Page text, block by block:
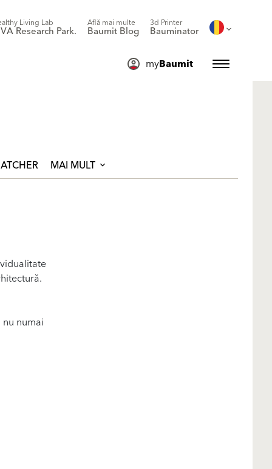
Living Lab
Research Park.
Află mai multe
Baumit Blog
3d Printer
Bauminator
myBaumit
MAI MULT
numai